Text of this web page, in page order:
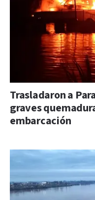
Trasladaron a
graves
embarcación